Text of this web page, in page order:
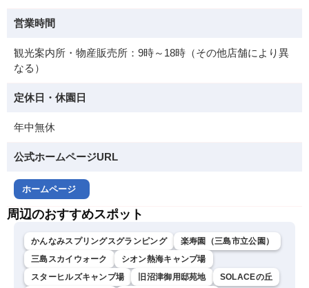
営業時間
観光案内所・物産販売所：9時～18時（その他店舗により異
なる）
定休日・休園日
年中無休
公式ホームページURL
ホームページ
周辺のおすすめスポット
かんなみスプリングスグランピング
楽寿園（三島市立公園）
三島スカイウォーク
シオン熱海キャンプ場
スターヒルズキャンプ場
旧沼津御用邸苑地
SOLACEの丘